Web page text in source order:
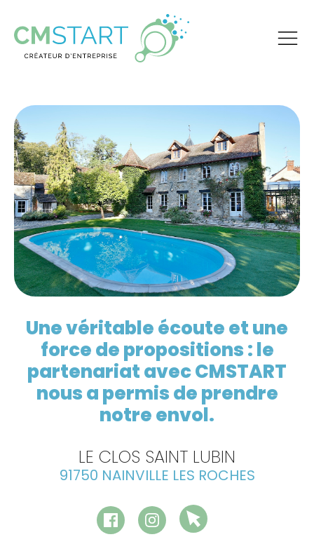
Une véritable écoute et une
force de propositions : le
partenariat avec CMSTART
nous a permis de prendre
notre envol.
LE CLOS SAINT LUBIN
91750 NAINVILLE LES ROCHES